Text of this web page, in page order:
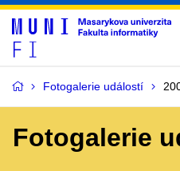
Fotogalerie událostí
Fotogalerie